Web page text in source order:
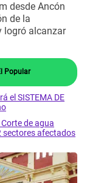
desde Ancón
de la
logró alcanzar
Popular
el SISTEMA DE
de agua
sectores afectados